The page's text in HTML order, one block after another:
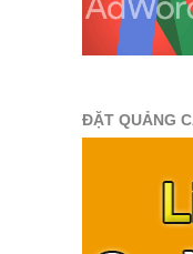
ĐẶT QUẢNG